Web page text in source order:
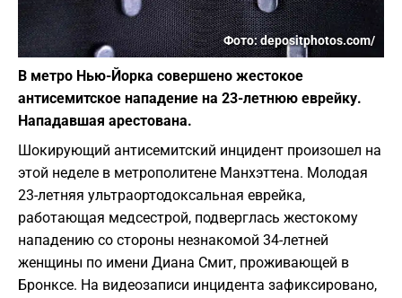
Фото: depositphotos.com/
В метро Нью-Йорка совершено жестокое
антисемитское нападение на 23-летнюю еврейку.
Нападавшая арестована.
Шокирующий антисемитский инцидент произошел на
этой неделе в метрополитене Манхэттена. Молодая
23-летняя ультраортодоксальная еврейка,
работающая медсестрой, подверглась жестокому
нападению со стороны незнакомой 34-летней
женщины по имени Диана Смит, проживающей в
Бронксе. На видеозаписи инцидента зафиксировано,